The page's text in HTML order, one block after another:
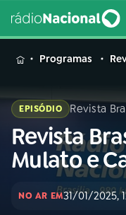
MENU
Buscar
na
Rádio
Nacional
Programas
EPISÓDIO Revista
Revista
Mulato e
NO AR EM31/01/2025,